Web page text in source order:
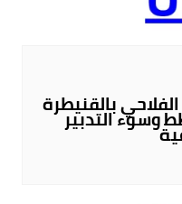
بالقنيطرة
وسوء التدبير